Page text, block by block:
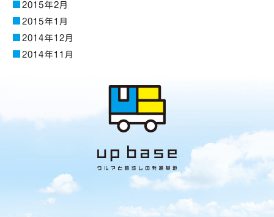
2015年2月
2015年1月
2014年12月
2014年11月